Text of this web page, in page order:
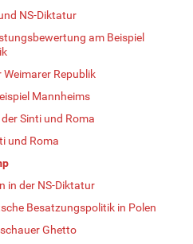
NS-Diktatur
am Beispiel
Weimarer Republik
Mannheims
Sinti und Roma
und Roma
in der NS-Diktatur
Besatzungspolitik in Polen
Ghetto